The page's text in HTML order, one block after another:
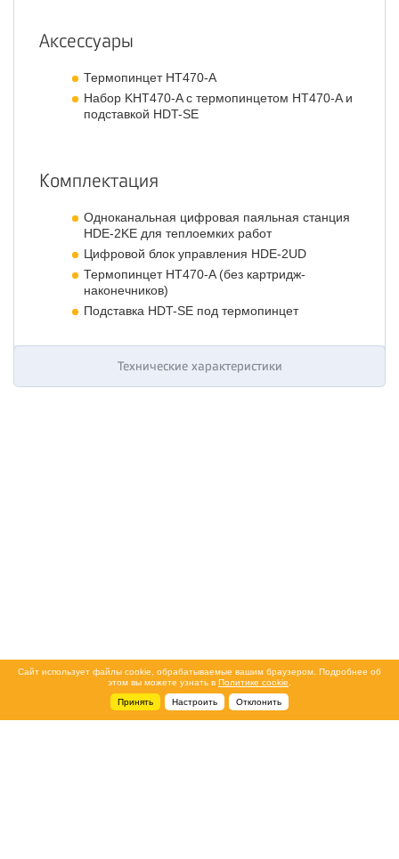
Аксессуары
Термопинцет HT470-A
Набор KHT470-A с термопинцетом HT470-A и
подставкой HDT-SE
Комплектация
Одноканальная цифровая паяльная станция
HDE-2KE для теплоемких работ
Цифровой блок управления HDE-2UD
Термопинцет HT470-A (без картридж-
наконечников)
Подставка HDT-SE под термопинцет
Технические характеристики
Сайт использует файлы cookie, обрабатываемые вашим браузером. Подробнее об
этом вы можете узнать в Политике cookie
Принять
Настроить Отклонить